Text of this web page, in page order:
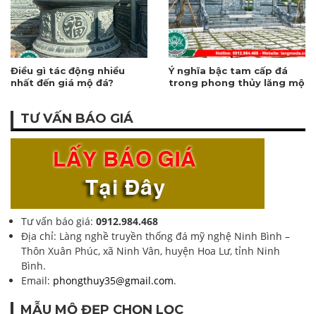
Điều gì tác động nhiều
nhất đến giá mộ đá?
Ý nghĩa bậc tam cấp đá
trong phong thủy lăng mộ
TƯ VẤN BÁO GIÁ
Tư vấn báo giá: 0912.984.468
Địa chỉ: Làng nghề truyền thống đá mỹ nghệ Ninh Bình –
Thôn Xuân Phúc, xã Ninh Vân, huyện Hoa Lư, tỉnh Ninh
Bình.
Email: phongthuy35@gmail.com.
MẪU MỘ ĐẸP CHỌN LỌC